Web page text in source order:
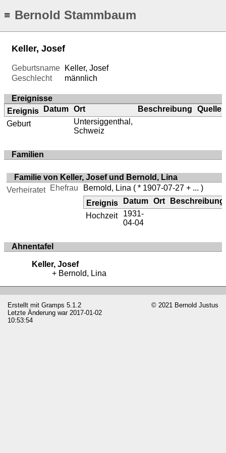
≡ Bernold Stammbaum
Keller, Josef
Geburtsname
Keller, Josef
Geschlecht
männlich
Ereignisse
Ereignis
Datum Ort Beschreibung
Geburt
Untersiggenthal,
Schweiz
Familien
Familie von Keller, Josef und Bernold, Lina
Verheiratet
Ehefrau Bernold, Lina ( * 1907-07-27 + ... )
Ereignis
Datum Ort
Beschreibung
Hochzeit
1931-
04-04
Ahnentafel
Keller, Josef
Bernold, Lina
Erstellt mit Gramps 5.1.2
Letzte Änderung war 2017-01-02
10:53:54
© 2021 Bernold Justus